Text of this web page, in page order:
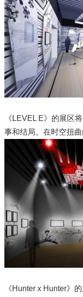
《LEVEL E》的展区
事和结局。在时空扭
《Hunter x Hunter》